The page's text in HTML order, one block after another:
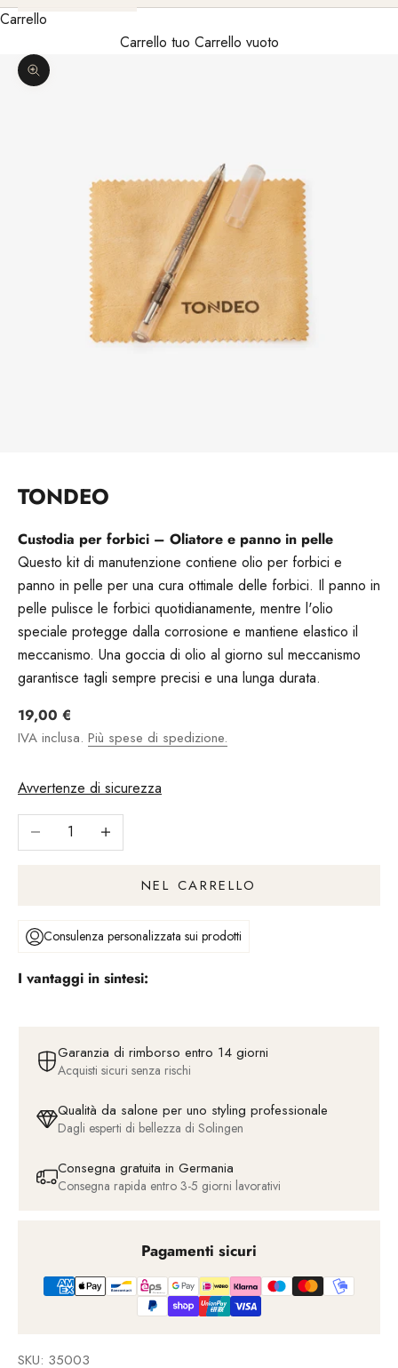
Carrello
Carrello tuo Carrello vuoto
Ingrandisci immagine
TONDEO
Custodia per forbici – Oliatore e panno in pelle
Questo kit di manutenzione contiene olio per forbici e
panno in pelle per una cura ottimale delle forbici. Il panno in
pelle pulisce le forbici quotidianamente, mentre l'olio
speciale protegge dalla corrosione e mantiene elastico il
meccanismo. Una goccia di olio al giorno sul meccanismo
garantisce tagli sempre precisi e una lunga durata.
Angebot
19,00 €
IVA inclusa. Più spese di spedizione.
Avvertenze di sicurezza
Riduci il numeroAumentare il numero
NEL CARRELLO
Consulenza personalizzata sui prodotti
I vantaggi in sintesi:
Garanzia di rimborso entro 14 giorni
Acquisti sicuri senza rischi
Qualità da salone per uno styling professionale
Dagli esperti di bellezza di Solingen
Consegna gratuita in Germania
Consegna rapida entro 3-5 giorni lavorativi
Pagamenti sicuri
SKU: 35003